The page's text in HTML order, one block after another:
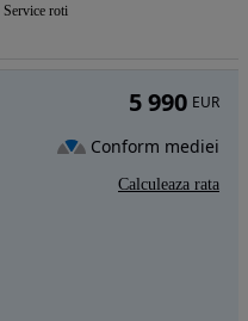
Service roti
5 990 EUR
Conform mediei
Calculeaza rata